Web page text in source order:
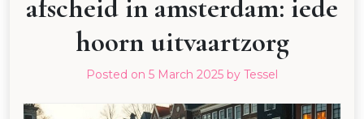
afscheid in amsterdam: iede
hoorn uitvaartzorg
Posted on 5 March 2025 by Tessel